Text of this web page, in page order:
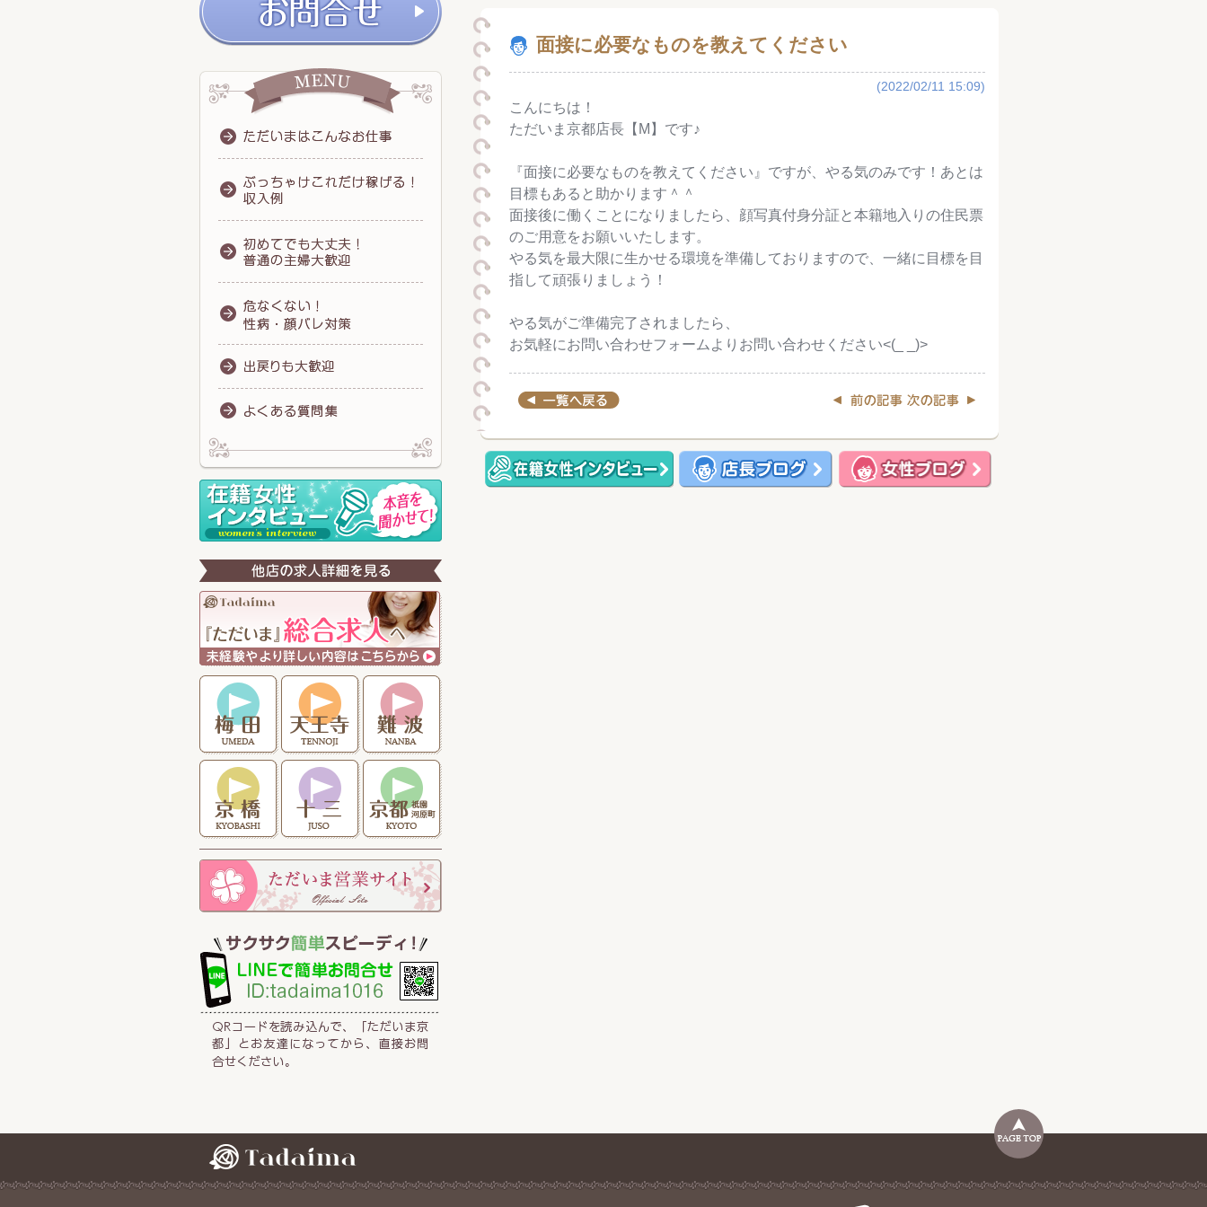
面接に必要なものを教えてください
(2022/02/11 15:09)
こんにちは！
ただいま京都店長【M】です♪
『面接に必要なものを教えてください』ですが、やる気のみです！あとは
目標もあると助かります＾＾
面接後に働くことになりましたら、顔写真付身分証と本籍地入りの住民票
のご用意をお願いいたします。
やる気を最大限に生かせる環境を準備しておりますので、一緒に目標を目
指して頑張りましょう！
やる気がご準備完了されましたら、
お気軽にお問い合わせフォームよりお問い合わせください<(_ _)>